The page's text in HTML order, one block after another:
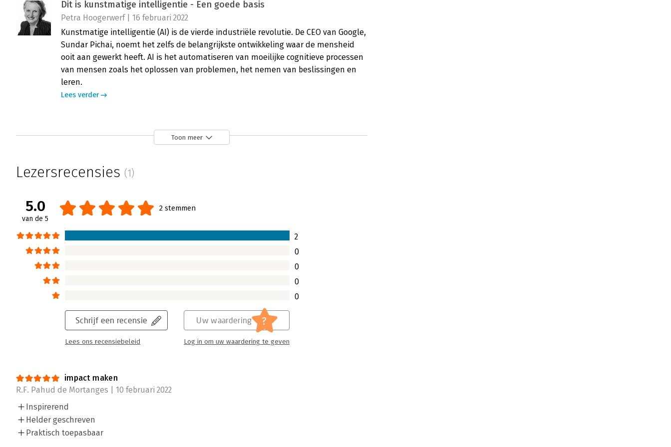
Dit is kunstmatige intelligentie - Een goede basis
Petra Hoogerwerf | 16 februari 2022
Kunstmatige intelligentie (AI) is de vierde industriële revolutie. De CEO van Google,
Sundar Pichai, noemt het zelfs de belangrijkste ontwikkeling waar de mensheid
ooit aan gewerkt heeft. AI is het automatiseren van moeilijke cognitieve processen
van mensen zoals het oplossen van problemen, het nemen van beslissingen en
leren.
Lees verder
Toon meer
Lezersrecensies (1)
5.0
van de 5
2 stemmen
2
0
0
0
0
Schrijf een recensie
Lees ons recensiebeleid
Uw waardering ?
Log in om uw waardering te geven
impact maken
R.F. Pahud de Mortanges | 10 februari 2022
Inspirerend
Helder geschreven
Praktisch toepasbaar